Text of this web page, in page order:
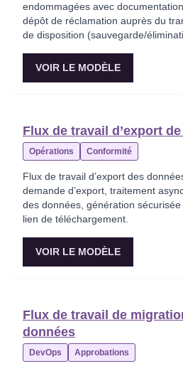
endommagées avec
dépôt de réclamation auprès du
de disposition (sauvegarde/
VOIR LE MODÈLE
Flux de travail d’export
Opérations Conformité
Flux de travail d’export des
demande d’export, traitement
des données, génération
lien de téléchargement.
VOIR LE MODÈLE
Flux de travail de
données
DevOps Approbations